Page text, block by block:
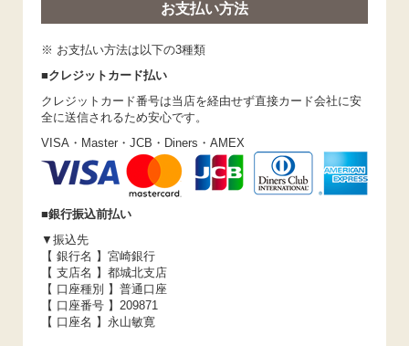
お支払い方法
※ お支払い方法は以下の3種類
■クレジットカード払い
クレジットカード番号は当店を経由せず直接カード会社に安
全に送信されるため安心です。
VISA・Master・JCB・Diners・AMEX
■銀行振込前払い
▼振込先
【 銀行名 】宮崎銀行
【 支店名 】都城北支店
【 口座種別 】普通口座
【 口座番号 】209871
【 口座名 】永山敏寛